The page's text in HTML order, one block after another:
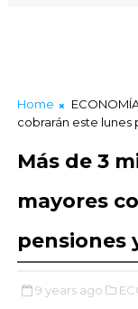
Home
cobrarán este lunes
Más de 3
mayores
pensiones
9 years ago